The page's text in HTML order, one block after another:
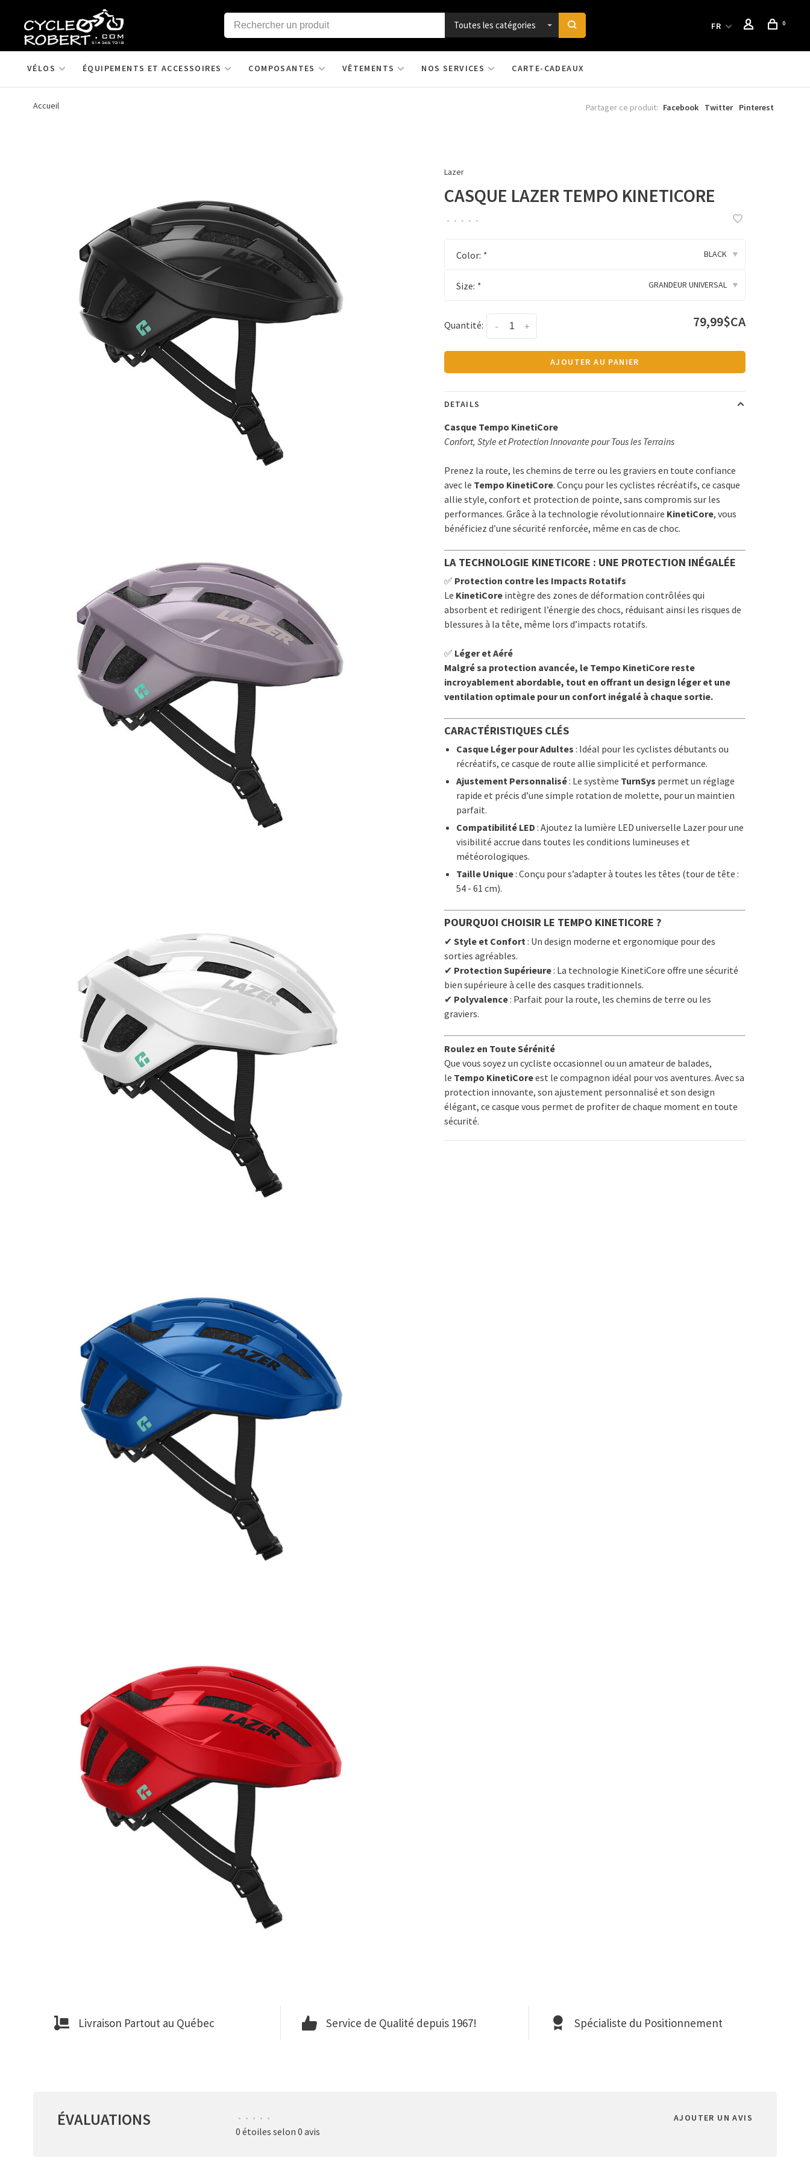
Toutes les catégories FR 0
VÉLOS ÉQUIPEMENTS ET ACCESSOIRES COMPOSANTES VÊTEMENTS NOS SERVICES CARTE-CADEAUX
Accueil Partager ce produit: Facebook Twitter Pinterest
Lazer
CASQUE LAZER TEMPO KINETICORE
• • • • •
Color: * BLACK ▾
Size: * GRANDEUR UNIVERSAL ▾
Quantité: +
- 79,99$CA
AJOUTER AU PANIER
DETAILS
Casque Tempo KinetiCore
Confort, Style et Protection Innovante pour Tous les Terrains
Prenez la route, les chemins de terre ou les graviers en toute confiance
avec le Tempo KinetiCore. Conçu pour les cyclistes récréatifs, ce casque
allie style, confort et protection de pointe, sans compromis sur les
performances. Grâce à la technologie révolutionnaire KinetiCore, vous
bénéficiez d’une sécurité renforcée, même en cas de choc.
LA TECHNOLOGIE KINETICORE : UNE PROTECTION INÉGALÉE
✅ Protection contre les Impacts Rotatifs
Le KinetiCore intègre des zones de déformation contrôlées qui
absorbent et redirigent l’énergie des chocs, réduisant ainsi les risques de
blessures à la tête, même lors d’impacts rotatifs.
✅ Léger et Aéré
Malgré sa protection avancée, le Tempo KinetiCore reste
incroyablement abordable, tout en offrant un design léger et une
ventilation optimale pour un confort inégalé à chaque sortie.
CARACTÉRISTIQUES CLÉS
Casque Léger pour Adultes : Idéal pour les cyclistes débutants ou
récréatifs, ce casque de route allie simplicité et performance.
Ajustement Personnalisé: Le système TurnSys permet un réglage
rapide et précis d’une simple rotation de molette, pour un maintien
parfait.
Compatibilité LED : Ajoutez la lumière LED universelle Lazer pour une
visibilité accrue dans toutes les conditions lumineuses et
météorologiques.
Taille Unique: Conçu pour s’adapter à toutes les têtes (tour de tête :
54 - 61 cm).
POURQUOI CHOISIR LE TEMPO KINETICORE ?
✔ Style et Confort : Un design moderne et ergonomique pour des
sorties agréables.
✔ Protection Supérieure: La technologie KinetiCore offre une sécurité
bien supérieure à celle des casques traditionnels.
✔ Polyvalence: Parfait pour la route, les chemins de terre ou les
graviers.
Roulez en Toute Sérénité
Que vous soyez un cycliste occasionnel ou un amateur de balades,
le Tempo KinetiCoreest le compagnon idéal pour vos aventures. Avec sa
protection innovante, son ajustement personnalisé et son design
élégant, ce casque vous permet de profiter de chaque moment en toute
sécurité.
Livraison Partout au Québec Service de Qualité depuis 1967! Spécialiste du Positionnement
ÉVALUATIONS • • • • •
0 étoiles selon 0 avis
AJOUTER UN AVIS